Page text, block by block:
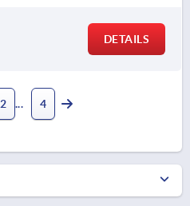
DETAILS
2 4